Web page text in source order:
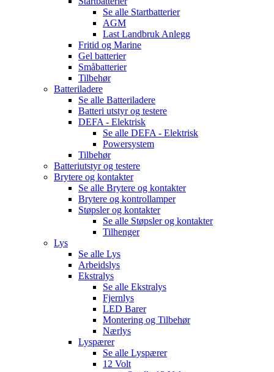
Se alle Startbatterier
AGM
Last Landbruk Anlegg
Fritid og Marine
Gel batterier
Småbatterier
Tilbehør
Batteriladere
Se alle Batteriladere
Batteri utstyr og testere
DEFA - Elektrisk
Se alle DEFA - Elektrisk
Powersystem
Tilbehør
Batteriutstyr og testere
Brytere og kontakter
Se alle Brytere og kontakter
Brytere og kontrollamper
Støpsler og kontakter
Se alle Støpsler og kontakter
Tilhenger
Lys
Se alle Lys
Arbeidslys
Ekstralys
Se alle Ekstralys
Fjernlys
LED Barer
Montering og Tilbehør
Nærlys
Lyspærer
Se alle Lyspærer
12 Volt